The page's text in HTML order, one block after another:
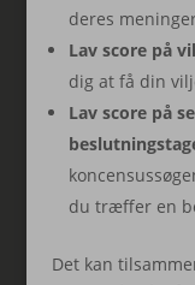
deres
Lav score på
dig at få din
Lav score på
du træffer en
Det kan